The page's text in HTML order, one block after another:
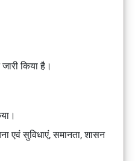
किया है।
एवं सुविधाएं, समानता, शासन